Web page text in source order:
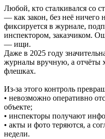
Любой, кто сталкивался со
— как закон, без неё ничего
фиксируется в журнале,
инспектором, заказчиком.
— ищи.
Даже в 2025 году
журналы вручную, а отчёты
флешках.
Из-за этого контроль
• невозможно оперативно
объекте;
• инспекторы получают
• акты и фото теряются, а
недели.